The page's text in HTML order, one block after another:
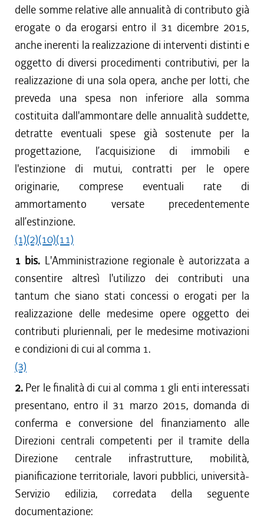
delle somme relative alle annualità di contributo già
erogate o da erogarsi entro il 31 dicembre 2015,
anche inerenti la realizzazione di interventi distinti e
oggetto di diversi procedimenti contributivi, per la
realizzazione di una sola opera, anche per lotti, che
preveda una spesa non inferiore alla somma
costituita dall'ammontare delle annualità suddette,
detratte eventuali spese già sostenute per la
progettazione, l’acquisizione di immobili e
l'estinzione di mutui, contratti per le opere
originarie, comprese eventuali rate di
ammortamento versate precedentemente
all’estinzione.
(1)(2)(10)(11)
1 bis. L'Amministrazione regionale è autorizzata a
consentire altresì l'utilizzo dei contributi una
tantum che siano stati concessi o erogati per la
realizzazione delle medesime opere oggetto dei
contributi pluriennali, per le medesime motivazioni
e condizioni di cui al comma 1.
(3)
2. Per le finalità di cui al comma 1 gli enti interessati
presentano, entro il 31 marzo 2015, domanda di
conferma e conversione del finanziamento alle
Direzioni centrali competenti per il tramite della
Direzione centrale infrastrutture, mobilità,
pianificazione territoriale, lavori pubblici, università-
Servizio edilizia, corredata della seguente
documentazione: